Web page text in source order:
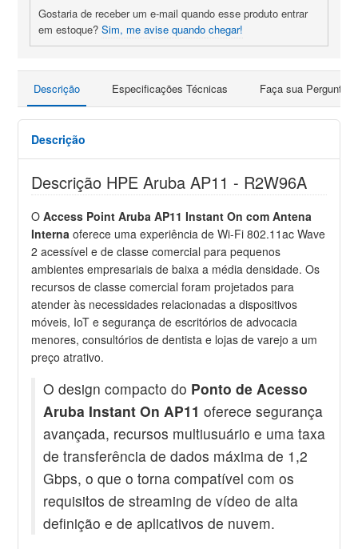
Gostaria de receber um e-mail quando esse produto entrar
em estoque?Sim, me avise quando chegar!
Descrição Especificações Técnicas Faça sua Pergunta
Descrição
Descrição HPE Aruba AP11 - R2W96A
OAccess Point Aruba AP11 Instant On com Antena
Interna oferece uma experiência de Wi-Fi 802.11ac Wave
2 acessível e de classe comercial para pequenos
ambientes empresariais de baixa a média densidade. Os
recursos de classe comercial foram projetados para
atender às necessidades relacionadas a dispositivos
móveis, IoT e segurança de escritórios de advocacia
menores, consultórios de dentista e lojas de varejo a um
preço atrativo.
O design compacto do Ponto de Acesso
Aruba Instant On AP11 oferece segurança
avançada, recursos multiusuário e uma taxa
de transferência de dados máxima de 1,2
Gbps, o que o torna compatível com os
requisitos de streaming de vídeo de alta
definição e de aplicativos de nuvem.